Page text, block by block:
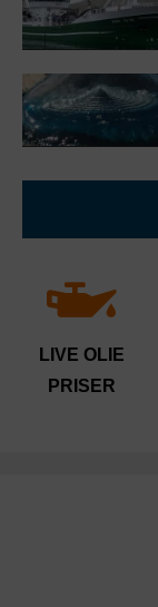
LIVE OLIE
PRISER